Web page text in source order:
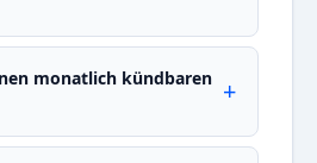
monatlich kündbaren